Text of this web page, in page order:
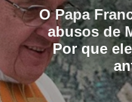
O Papa
abusos de
Por que